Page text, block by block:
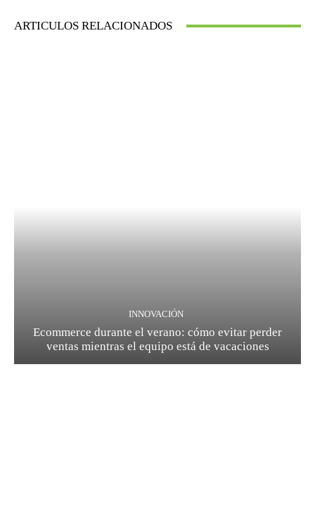
ARTICULOS RELACIONADOS
INNOVACIÓN
Ecommerce durante el verano: cómo evitar perder
ventas mientras el equipo está de vacaciones